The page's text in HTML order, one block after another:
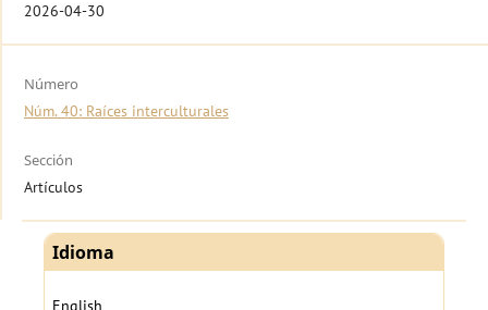
2026-04-30
Número
Núm. 40: Raíces interculturales
Sección
Artículos
Idioma
English